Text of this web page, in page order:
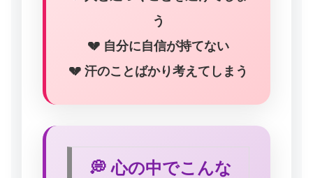
う
💔 自分に自信が持てない
💔 汗のことばかり考えてしまう
💭 心の中でこんな